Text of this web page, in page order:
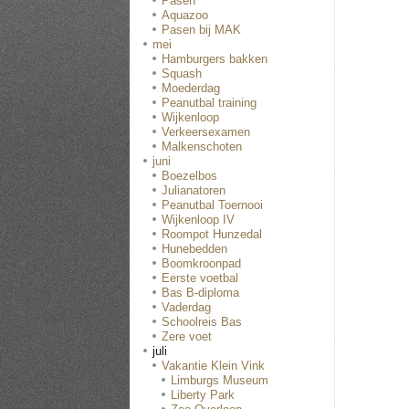
Aquazoo
Pasen bij MAK
mei
Hamburgers bakken
Squash
Moederdag
Peanutbal training
Wijkenloop
Verkeersexamen
Malkenschoten
juni
Boezelbos
Julianatoren
Peanutbal Toernooi
Wijkenloop IV
Roompot Hunzedal
Hunebedden
Boomkroonpad
Eerste voetbal
Bas B-diploma
Vaderdag
Schoolreis Bas
Zere voet
juli
Vakantie Klein Vink
Limburgs Museum
Liberty Park